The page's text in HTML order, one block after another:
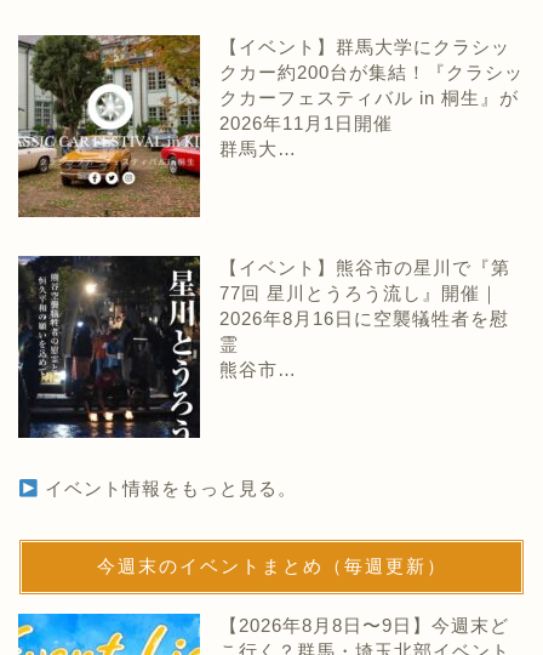
【イベント】群馬大学にクラシッ
クカー約200台が集結！『クラシッ
クカーフェスティバル in 桐生』が
2026年11月1日開催
群馬大…
【イベント】熊谷市の星川で『第
77回 星川とうろう流し』開催｜
2026年8月16日に空襲犠牲者を慰
霊
熊谷市…
イベント情報をもっと見る。
今週末のイベントまとめ（毎週更新）
【2026年8月8日〜9日】今週末ど